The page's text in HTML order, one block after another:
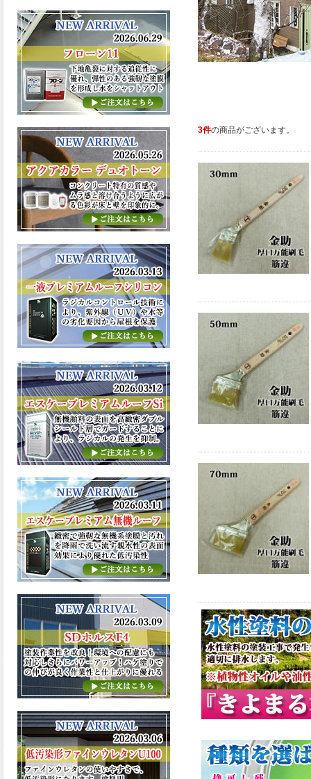
3件の商品がございます。